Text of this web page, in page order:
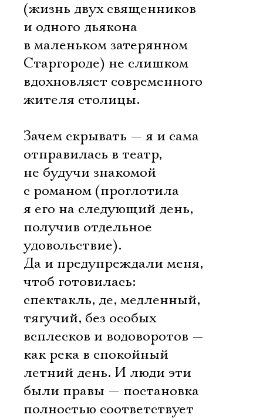
(жизнь двух священников
и одного дьякона
в маленьком затерянном
Старгороде) не слишком
вдохновляет современного
жителя столицы.
Зачем скрывать — я и сама
отправилась в театр,
не будучи знакомой
с романом (проглотила
я его на следующий день,
получив отдельное
удовольствие).
Да и предупреждали меня,
чтоб готовилась:
спектакль, де, медленный,
тягучий, без особых
всплесков и водоворотов —
как река в спокойный
летний день. И люди эти
были правы — постановка
полностью соответствует